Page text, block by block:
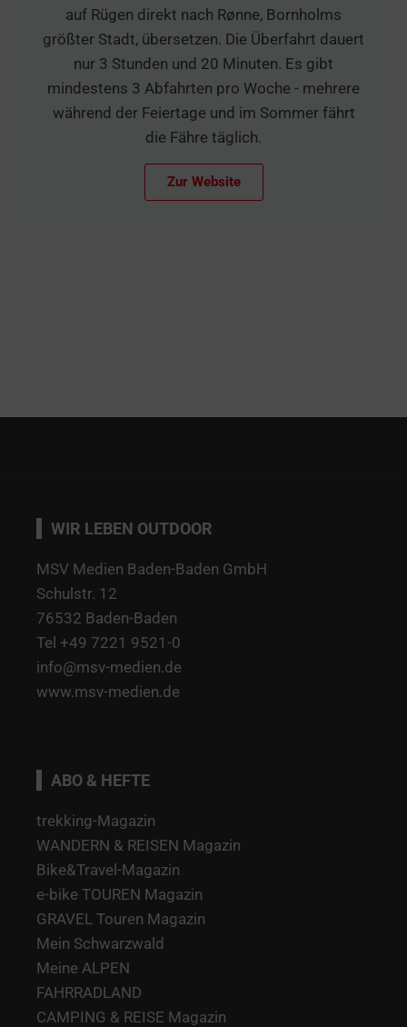
auf Rügen direkt nach Rønne, Bornholms
größter Stadt, übersetzen. Die Überfahrt dauert
nur 3 Stunden und 20 Minuten. Es gibt
mindestens 3 Abfahrten pro Woche - mehrere
während der Feiertage und im Sommer fährt
die Fähre täglich.
Zur Website
WIR LEBEN OUTDOOR
MSV Medien Baden-Baden GmbH
Schulstr. 12
76532 Baden-Baden
Tel +49 7221 9521-0
info@msv-medien.de
www.msv-medien.de
ABO & HEFTE
trekking-Magazin
WANDERN & REISEN Magazin
Bike&Travel-Magazin
e-bike TOUREN Magazin
GRAVEL Touren Magazin
Mein Schwarzwald
Meine ALPEN
FAHRRADLAND
CAMPING & REISE Magazin